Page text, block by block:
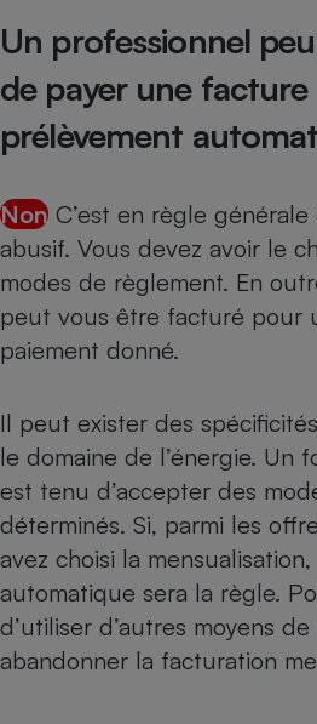
Un professionnel
de payer une facture
prélèvement
Non C’est en règle
abusif. Vous devez avoir le
modes de règlement. En
peut vous être facturé pour
paiement donné.
Il peut exister des
le domaine de l’énergie. Un
est tenu d’accepter des
déterminés. Si, parmi les
avez choisi la
automatique sera la règle.
d’utiliser d’autres moyens
abandonner la facturation